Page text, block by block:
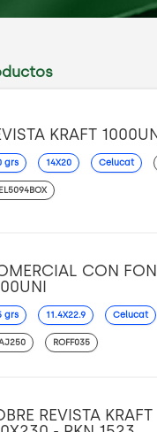
KRAFT
grs 14X20 Celucat
CON
grs 11.4X22.9 Celucat
ROFF035
REVISTA KRAFT